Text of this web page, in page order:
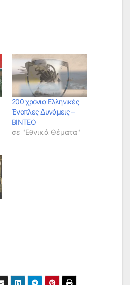
200 χρόνια Ελληνικές
Ένοπλες Δυνάμεις –
ΒΙΝΤΕΟ
σε "Εθνικά Θέματα"